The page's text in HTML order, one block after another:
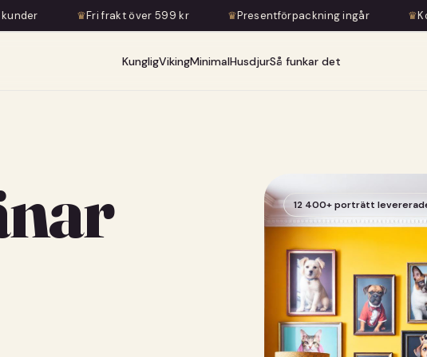
över 599 kr ♛Presentförpackning ingår ♛Konstnärlig
KungligVikingMinimalHusdjurSå funkar det
12 400+ porträtt